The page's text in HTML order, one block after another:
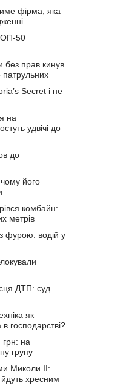
фірма, яка
50
без прав кинув
патрульних
Secret і не
на
удвічі до
до
чому його
комбайн:
метрів
з фурою: водій у
ДТП: суд
як
в господарстві?
на
групу
Миколи ІІ:
хресним